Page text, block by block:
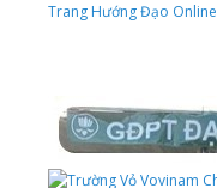
Trang Hướng Đạo Online